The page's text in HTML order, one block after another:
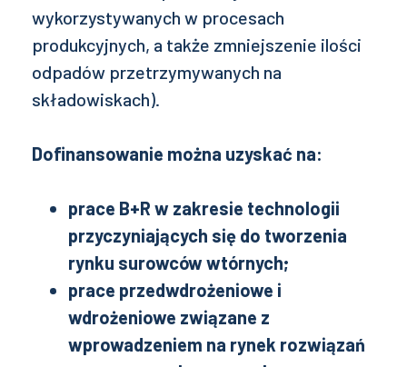
wykorzystywanych w procesach
produkcyjnych, a także zmniejszenie ilości
odpadów przetrzymywanych na
składowiskach).
Dofinansowanie można uzyskać na:
prace B+R w zakresie technologii
przyczyniających się do tworzenia
rynku surowców wtórnych;
prace przedwdrożeniowe i
wdrożeniowe związane z
wprowadzeniem na rynek rozwiązań